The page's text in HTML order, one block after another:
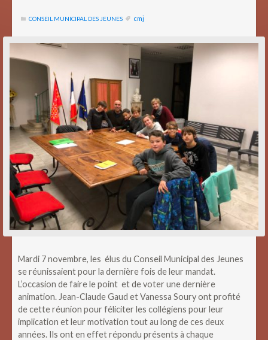
CONSEIL MUNICIPAL DES JEUNES cmj
Mardi 7 novembre, les élus du Conseil Municipal des Jeunes
se réunissaient pour la dernière fois de leur mandat.
L’occasion de faire le point et de voter une dernière
animation. Jean-Claude Gaud et Vanessa Soury ont profité
de cette réunion pour féliciter les collégiens pour leur
implication et leur motivation tout au long de ces deux
années. Ils ont en effet répondu présents à chaque